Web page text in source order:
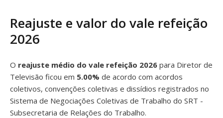
Reajuste e valor do vale refeição
2026
O reajuste médio do vale refeição 2026 para Diretor de
Televisão ficou em 5.00% de acordo com acordos
coletivos, convenções coletivas e dissídios registrados no
Sistema de Negociações Coletivas de Trabalho do SRT -
Subsecretaria de Relações do Trabalho.